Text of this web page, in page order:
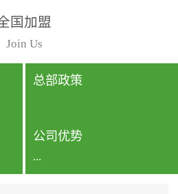
行国家规定的标准检测方
法，空气采样量准确，检
测结果可靠，远胜于其他
检测...
国加盟
Join Us
总部政策
公司优势
...